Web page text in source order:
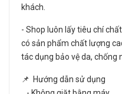
khách.
- Shop luôn lấy tiêu chí
có sản phẩm chất lượng
tác dụng bảo vệ da, chống
📌 Hướng dẫn sử dụng